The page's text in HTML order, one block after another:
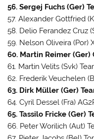
56. Sergej Fuchs (Ger)
57. Alexander Gottfried
58. Delio Ferandez Cruz
59. Nelson Oliveira (Por)
60. Martin Reimer (Ger)
61. Martin Velits (Svk)
62. Frederik Veuchelen
63. Dirk Müller (Ger)
64. Cyril Dessel (Fra)
65. Tassilo Fricke (Ger)
66. Peter Worilich (Aut)